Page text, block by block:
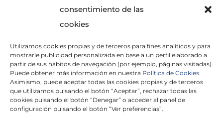
consentimiento de las
cookies
Utilizamos cookies propias y de terceros para fines analíticos y para
mostrarle publicidad personalizada en base a un perfil elaborado a
partir de sus hábitos de navegación (por ejemplo, páginas visitadas).
Puede obtener más información en nuestra Política de Cookies.
Asimismo, puede aceptar todas las cookies propias y de terceros
que utilizamos pulsando el botón “Aceptar”, rechazar todas las
cookies pulsando el botón “Denegar” o acceder al panel de
configuración pulsando el botón “Ver preferencias”.
He leído y acepto laPolítica de Privacidad